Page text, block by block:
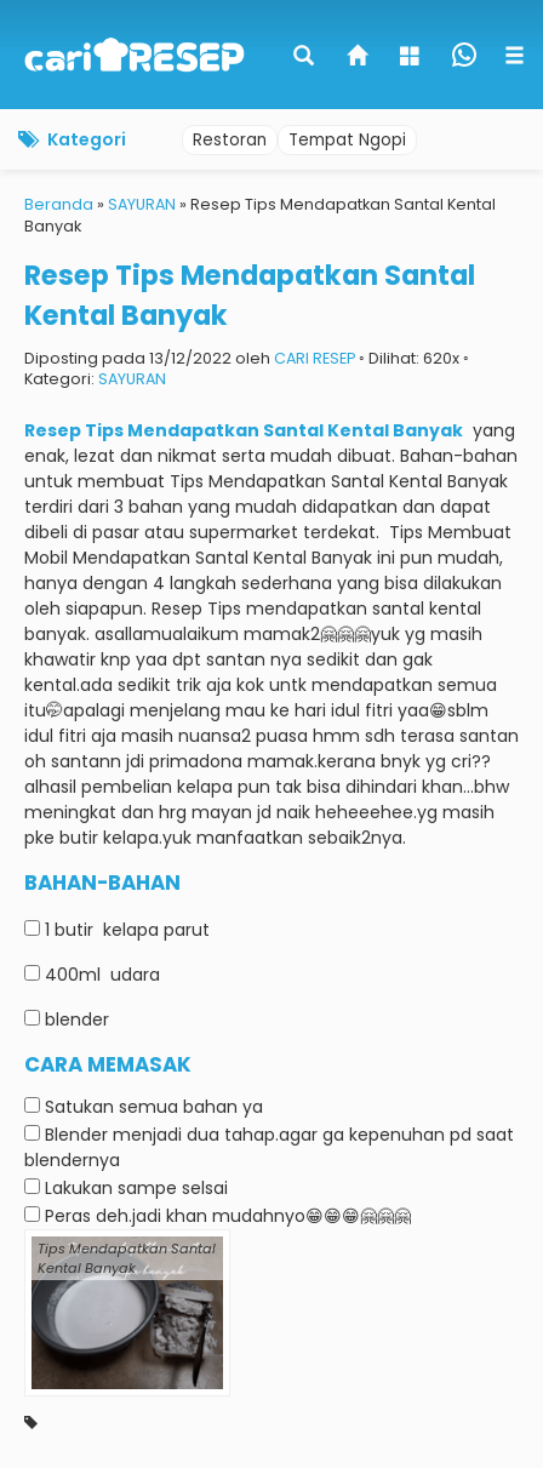
Kategori Restoran Tempat Ngopi
Beranda » SAYURAN » Resep Tips Mendapatkan Santal Kental
Banyak
Resep Tips Mendapatkan Santal
Kental Banyak
Diposting pada 13/12/2022 oleh CARI RESEP◦ Dilihat: 620x ◦
Kategori: SAYURAN
Resep Tips Mendapatkan Santal Kental Banyak yang
enak, lezat dan nikmat serta mudah dibuat. Bahan-bahan
untuk membuat Tips Mendapatkan Santal Kental Banyak
terdiri dari 3 bahan yang mudah didapatkan dan dapat
dibeli di pasar atau supermarket terdekat. Tips Membuat
Mobil Mendapatkan Santal Kental Banyak ini pun mudah,
hanya dengan 4 langkah sederhana yang bisa dilakukan
oleh siapapun. Resep Tips mendapatkan santal kental
banyak. asallamualaikum mamak2🤗🤗🤗yuk yg masih
khawatir knp yaa dpt santan nya sedikit dan gak
kental.ada sedikit trik aja kok untk mendapatkan semua
itu🤭apalagi menjelang mau ke hari idul fitri yaa😁sblm
idul fitri aja masih nuansa2 puasa hmm sdh terasa santan
oh santann jdi primadona mamak.kerana bnyk yg cri??
alhasil pembelian kelapa pun tak bisa dihindari khan…bhw
meningkat dan hrg mayan jd naik heheeehee.yg masih
pke butir kelapa.yuk manfaatkan sebaik2nya.
BAHAN-BAHAN
1 butir kelapa parut
400ml udara
blender
CARA MEMASAK
Satukan semua bahan ya
Blender menjadi dua tahap.agar ga kepenuhan pd saat
blendernya
Lakukan sampe selsai
Peras deh.jadi khan mudahnyo😁😁😁🤗🤗🤗
Tips Mendapatkan Santal
Kental Banyak